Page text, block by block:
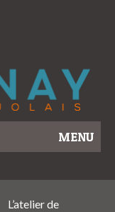
MENU
L’atelier de